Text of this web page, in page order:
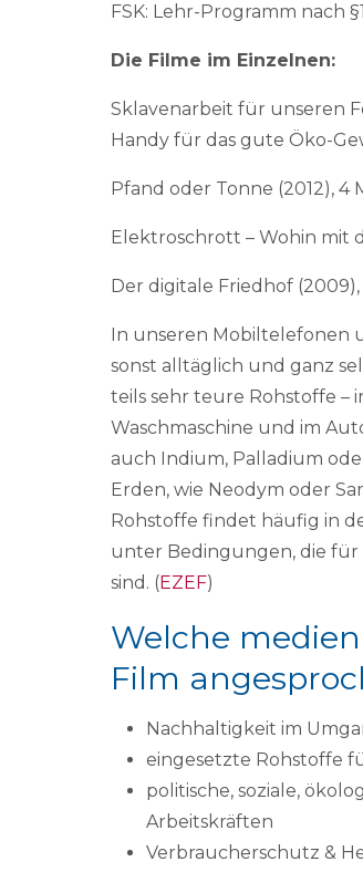
FSK: Lehr-Programm nach
Die Filme im Einzelnen:
Sklavenarbeit für unseren
Handy für das gute Öko-
Pfand oder Tonne (2012), 4
Elektroschrott – Wohin mit
Der digitale Friedhof (2009),
In unseren Mobiltelefonen
sonst alltäglich und ganz
teils sehr teure Rohstoffe –
Waschmaschine und im
auch Indium, Palladium
Erden, wie Neodym oder
Rohstoffe findet häufig in
unter Bedingungen, die für
sind. (EZEF)
Welche
Film
Nachhaltigkeit im
eingesetzte Rohstoffe
politische, soziale,
Arbeitskräften
Verbraucherschutz &